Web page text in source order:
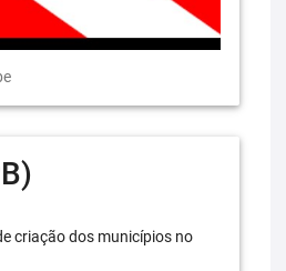
criação dos municípios no